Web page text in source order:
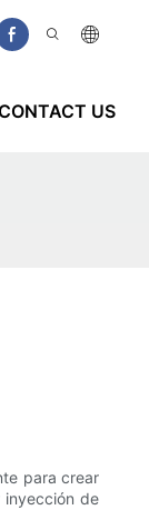
US
para crear
inyección de